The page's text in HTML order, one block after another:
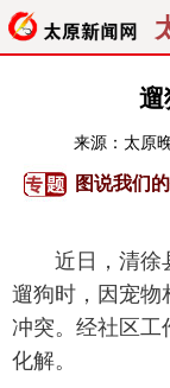
经济
旅游
看天下
遛
来源： 太原
图说我们
近日，清徐县
遛狗时，因宠物
冲突。经社区工
化解。